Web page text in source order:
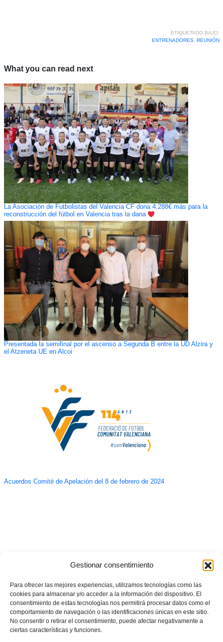
Gestionar consentimiento
Para ofrecer las mejores experiencias, utilizamos tecnologías como las
cookies para almacenar y/o acceder a la información del dispositivo. El
consentimiento de estas tecnologías nos permitirá procesar datos como el
comportamiento de navegación o las identificaciones únicas en este sitio.
No consentir o retirar el consentimiento, puede afectar negativamente a
ciertas características y funciones.
ETIQUETADO BAJO:
ENTRENADORES, REUNIÓN
What you can read next
La Asociación de Futbolistas del Valencia CF dona 4.288€ más para la
reconstrucción del fútbol en Valencia tras la dana
Presentada la semifinal por el ascenso a Segunda B entre la UD Alzira y
el Atzeneta UE en Alcoi
Acuerdos Comité de Apelación del 8 de febrero de 2024